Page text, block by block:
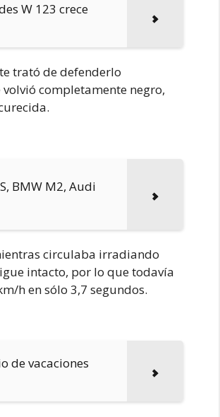
W 123 crece
trató de defenderlo
completamente negro,
BMW M2, Audi
circulaba irradiando
intacto, por lo que todavía
h en sólo 3,7 segundos.
de vacaciones